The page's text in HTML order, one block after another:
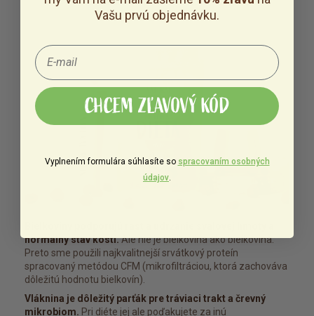
normálny stav kostí.Ale nie je bielkovina ako bielkovina.
Preto sme použili najkvalitnejší srvátkový proteín
spracovaný metódou CFM (mikrofiltráciou, ktorá zachováva
dôležitú hodnotu bielkovín).
Vláknina je dôležitý parťák pre tráviaci trakt a črevný
mikrobiom. Pri diéte jej ale poďakujete za inú
Vašu prvú objednávku.
CHCEM ZĽAVOVÝ KÓD
Vyplnením formulára súhlasíte so spracovaním osobných
údajov